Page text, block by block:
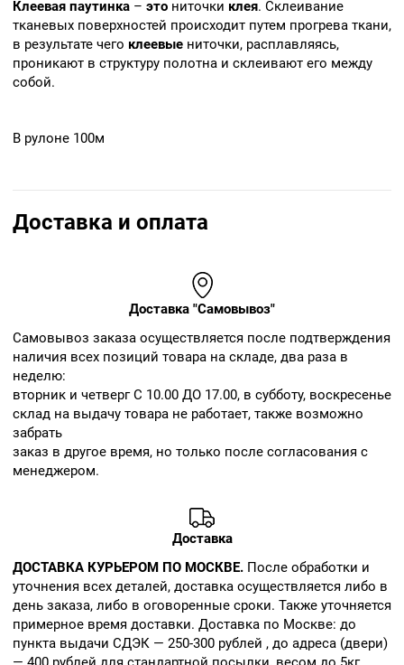
Клеевая паутинка – это ниточки клея. Склеивание
тканевых поверхностей происходит путем прогрева ткани,
в результате чего клеевые ниточки, расплавляясь,
проникают в структуру полотна и склеивают его между
собой.
В рулоне 100м
Доставка и оплата
Доставка "Самовывоз"
Cамовывоз заказа осуществляется после подтверждения
наличия всех позиций товара на складе, два раза в
неделю:
вторник и четверг С 10.00 ДО 17.00, в субботу, воскресенье
склад на выдачу товара не работает, также возможно
забрать
заказ в другое время, но только после согласования с
менеджером.
Доставка
ДОСТАВКА КУРЬЕРОМ ПО МОСКВЕ. После обработки и
уточнения всех деталей, доставка осуществляется либо в
день заказа, либо в оговоренные сроки. Также уточняется
примерное время доставки. Доставка по Москве: до
пункта выдачи СДЭК — 250-300 рублей , до адреса (двери)